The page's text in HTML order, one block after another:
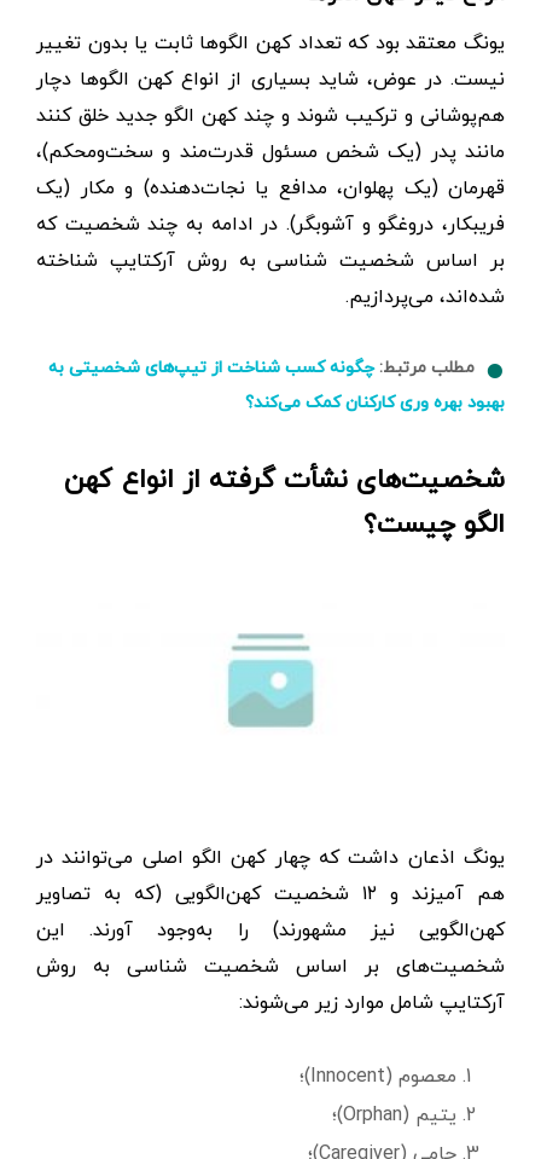
یونگ معتقد بود که تعداد کهن الگوها ثابت یا بدون ‌تغییر
نیست. در عوض، شاید بسیاری از انواع کهن الگوها دچار
هم‌پوشانی و ترکیب شوند و چند کهن الگو جدید خلق کنند
مانند پدر (یک شخص مسئول قدرت‌مند و سخت‌ومحکم)،
قهرمان (یک پهلوان، مدافع یا نجات‌دهنده) و مکار (یک
فریبکار، دروغگو و آشوبگر). در ادامه به چند شخصیت که
بر اساس شخصیت شناسی به روش آرکتایپ شناخته
شده‌اند، می‌پردازیم.
مطلب مرتبط:چگونه کسب شناخت از تیپ‌های شخصیتی به
بهبود بهره وری کارکنان کمک می‌کند؟
شخصیت‌های نشأت گرفته از انواع کهن
الگو چیست؟
یونگ اذعان داشت که چهار کهن الگو اصلی می‌توانند در
هم آمیزند و ۱۲ شخصیت کهن‌الگویی (که به تصاویر
کهن‌الگویی نیز مشهورند) را به‌وجود آورند. این
شخصیت‌های بر اساس شخصیت شناسی به روش
آرکتایپ شامل موارد زیر می‌شوند:
معصوم (Innocent)؛
یتیم (Orphan)؛